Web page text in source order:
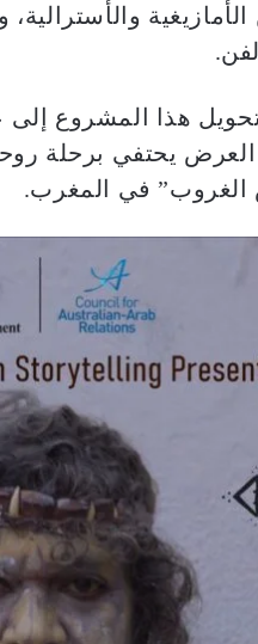
الأمازيغية
تحويل هذا المشروع
العرض يحتفي برحلة
الغروب” في المغرب.